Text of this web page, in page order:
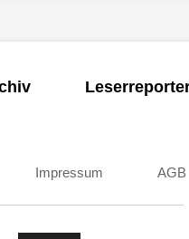
Impressum AGB